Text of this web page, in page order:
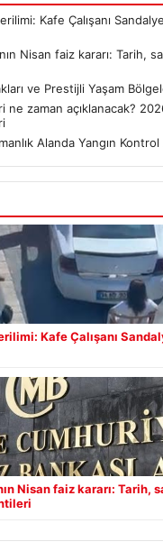
Kafe Çalışanı
Nisan faiz kararı: Tarih,
ve Prestijli Yaşam
ne zaman açıklanacak?
Alanda Yangın Kontrol
Kafe Çalışanı
Nisan faiz kararı: Tarih,